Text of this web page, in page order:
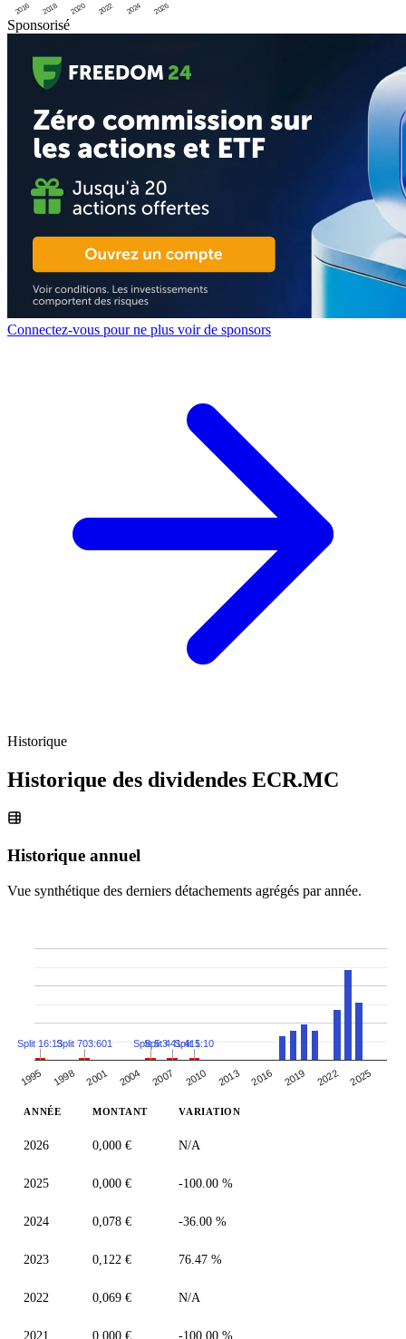
2016 2018 2020 2022 2024 2026
Sponsorisé
Connectez-vous pour ne plus voir de sponsors
Historique
Historique des dividendes ECR.MC
Historique annuel
Vue synthétique des derniers détachements agrégés par année.
1995 1998 2001 2004 2007 2010 2013 2016 2019 2022 2025
Split 16:13Split 703:601 Split 5:3
Split 441:415
Split 1:10
ANNÉE MONTANT VARIATION
2026 0,000 € N/A
2025 0,000 € -100.00 %
2024 0,078 € -36.00 %
2023 0,122 € 76.47 %
2022 0,069 € N/A
2021 0,000 € -100.00 %